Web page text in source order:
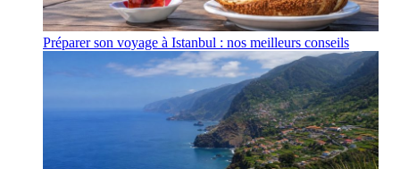
Préparer son voyage à Istanbul : nos meilleurs conseils